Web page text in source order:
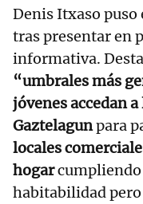
Denis Itxaso puso
tras presentar en
informativa.
“umbrales más
jóvenes accedan
Gaztelagunpara
locales
hogarcumpliendo
habitabilidad